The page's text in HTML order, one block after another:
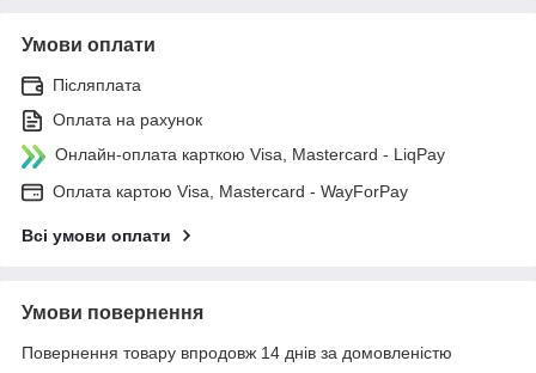
Умови оплати
Післяплата
Оплата на рахунок
Онлайн-оплата карткою Visa, Mastercard - LiqPay
Оплата картою Visa, Mastercard - WayForPay
Всі умови оплати
Умови повернення
Повернення товару впродовж 14 днів за домовленістю